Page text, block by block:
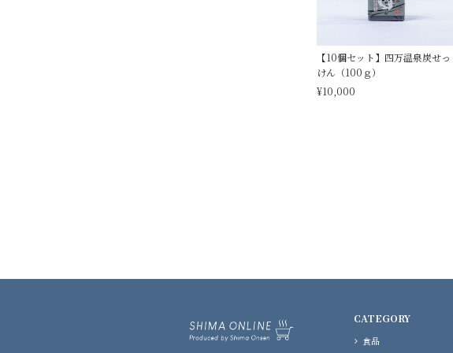
【10個セット】四万温泉炭せっ
けん（100ｇ）
¥10,000
CATEGORY
食品